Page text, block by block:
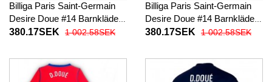
Billiga Paris Saint-Germain
Desire Doue #14 Barnkläder
Hemma fotbollskläder till
Korta byxor)
380.17SEK 1 002.58SEK
Billiga Paris Saint-Germain
Desire Doue #14 Barnkläder
Borta fotbollskläder till baby
byxor)
380.17SEK 1 002.58SEK